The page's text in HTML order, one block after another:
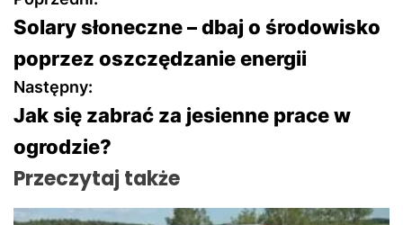
a
w
i
g
Solary słoneczne – dbaj o środowisko
poprzez oszczędzanie energii
Następny:
Jak się zabrać za jesienne prace w
ogrodzie?
Przeczytaj także